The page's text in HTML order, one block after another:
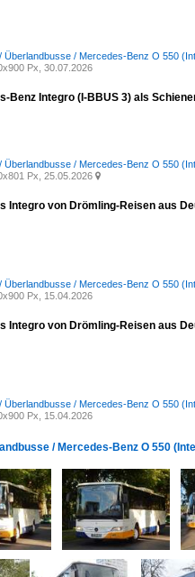
Überlandbusse / Mercedes-Benz O 550
Px, 30.07.2026
Benz Integro (I-BBUS 3) als
Überlandbusse / Mercedes-Benz O 550
Px, 25.05.2026 
Integro von Drömling-Reisen aus
Überlandbusse / Mercedes-Benz O 550
Px, 15.04.2026
Integro von Drömling-Reisen aus
Überlandbusse / Mercedes-Benz O 550
Px, 15.04.2026
/ Mercedes-Benz O 550